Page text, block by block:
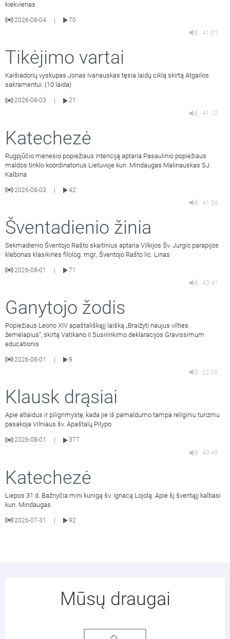
kiekvienas
2026-08-04 |
70
41:01
Tikėjimo vartai
Kaišiadorių vyskupas Jonas Ivanauskas tęsia laidų ciklą skirtą Atgailos
sakramentui. (10 laida)
2026-08-03
21
41:12
Katechezė
Rugpjūčio mėnesio popiežiaus intenciją aptaria Pasaulinio popiežiaus
maldos tinklo koordinatorius Lietuvoje kun. Mindaugas Malinauskas SJ.
Kalbina
2026-08-03
42
41:56
Šventadienio žinia
Sekmadienio Šventojo Rašto skaitinius aptaria Vilkijos Šv. Jurgio parapijos
klebonas klasikinės filolog. mgr., Šventojo Rašto lic. Linas
2026-08-01 |
71
43:41
Ganytojo žodis
Popiežiaus Leono XIV apaštališkąjį laišką „Braižyti naujus vilties
žemėlapius“, skirtą Vatikano II Susirinkimo deklaracijos Gravissimum
educationis
2026-08-01 |
9
22:06
Klausk drąsiai
Apie atlaidus ir piligrimystę, kada jie iš pamaldumo tampa religiniu turizmu
pasakoja Vilniaus šv. Apaštalų Pilypo
2026-08-01
377
43:49
Katechezė
Liepos 31 d. Bažnyčia mini kunigą šv. Ignacą Lojolą. Apie šį šventąjį kalbasi
kun. Mindaugas
2026-07-31 92
Mūsų draugai